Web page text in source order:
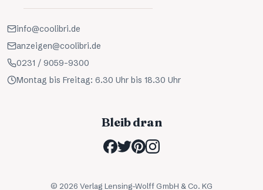
info@coolibri.de
anzeigen@coolibri.de
0231 / 9059-9300
Montag bis Freitag: 6.30 Uhr bis 18.30 Uhr
Bleib dran
© 2026 Verlag Lensing-Wolff GmbH & Co. KG